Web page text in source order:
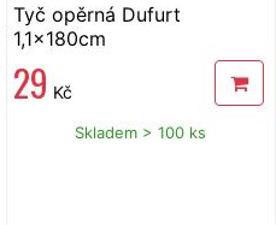
Tyč opěrná Dufurt
1,1x180cm
29 Kč
Skladem > 100 ks